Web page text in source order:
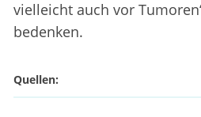
vielleicht auch vor
bedenken.
Quellen: